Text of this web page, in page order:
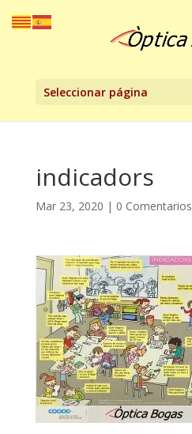
Seleccionar página
indicadors
Mar 23, 2020 | 0 Comentarios